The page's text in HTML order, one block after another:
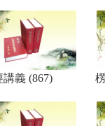
義 (867)